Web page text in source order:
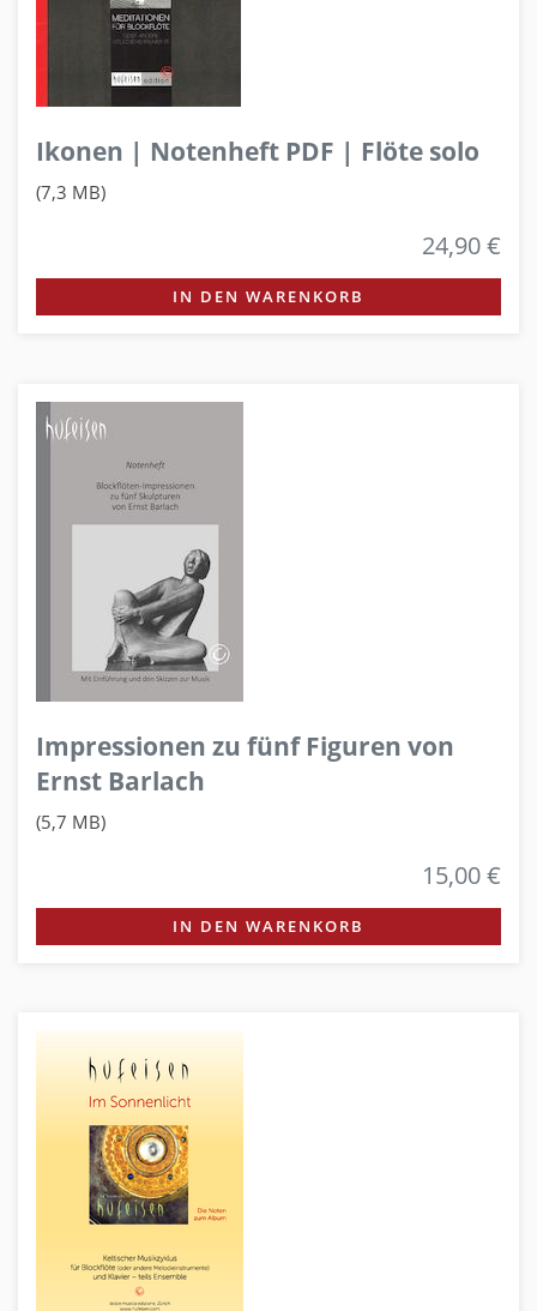
Ikonen | Notenheft PDF | Flöte solo
(7,3 MB)
24,90 €
IN DEN WARENKORB
Impressionen zu fünf Figuren von
Ernst Barlach
(5,7 MB)
15,00 €
IN DEN WARENKORB